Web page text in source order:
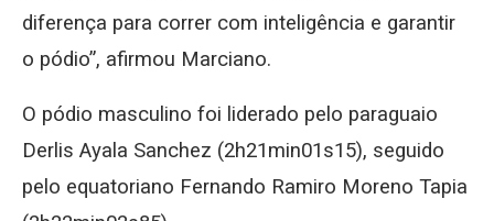
diferença para correr com inteligência e garantir
o pódio”, afirmou Marciano.
O pódio masculino foi liderado pelo paraguaio
Derlis Ayala Sanchez (2h21min01s15), seguido
pelo equatoriano Fernando Ramiro Moreno Tapia